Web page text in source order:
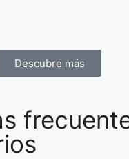
Descubre más